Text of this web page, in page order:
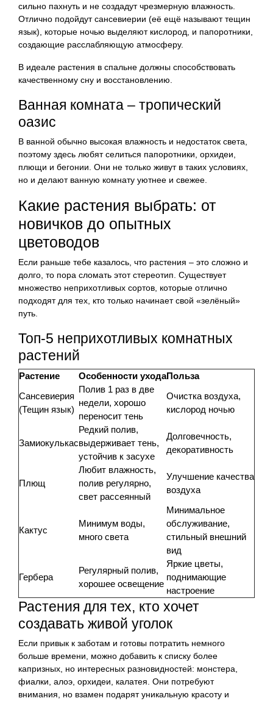
сильно пахнуть и не создадут чрезмерную влажность.
Отлично подойдут сансевиерии (её ещё называют тещин
язык), которые ночью выделяют кислород, и папоротники,
создающие расслабляющую атмосферу.
В идеале растения в спальне должны способствовать
качественному сну и восстановлению.
Ванная комната – тропический
оазис
В ванной обычно высокая влажность и недостаток света,
поэтому здесь любят селиться папоротники, орхидеи,
плющи и бегонии. Они не только живут в таких условиях,
но и делают ванную комнату уютнее и свежее.
Какие растения выбрать: от
новичков до опытных
цветоводов
Если раньше тебе казалось, что растения – это сложно и
долго, то пора сломать этот стереотип. Существует
множество неприхотливых сортов, которые отлично
подходят для тех, кто только начинает свой «зелёный»
путь.
Топ-5 неприхотливых комнатных
растений
Растение Особенности уходаПольза
Сансевиерия
(Тещин язык)
Полив 1 раз в две
недели, хорошо
переносит тень
Очистка воздуха,
кислород ночью
Замиокулькас
Редкий полив,
выдерживает тень,
устойчив к засухе
Долговечность,
декоративность
Плющ
Любит влажность,
полив регулярно,
свет рассеянный
Улучшение качества
воздуха
Кактус
Минимум воды,
много света
Минимальное
обслуживание,
стильный внешний
вид
Гербера
Регулярный полив,
хорошее освещение
Яркие цветы,
поднимающие
настроение
Растения для тех, кто хочет
создавать живой уголок
Если привык к заботам и готовы потратить немного
больше времени, можно добавить к списку более
капризных, но интересных разновидностей: монстера,
фиалки, алоэ, орхидеи, калатея. Они потребуют
внимания, но взамен подарят уникальную красоту и